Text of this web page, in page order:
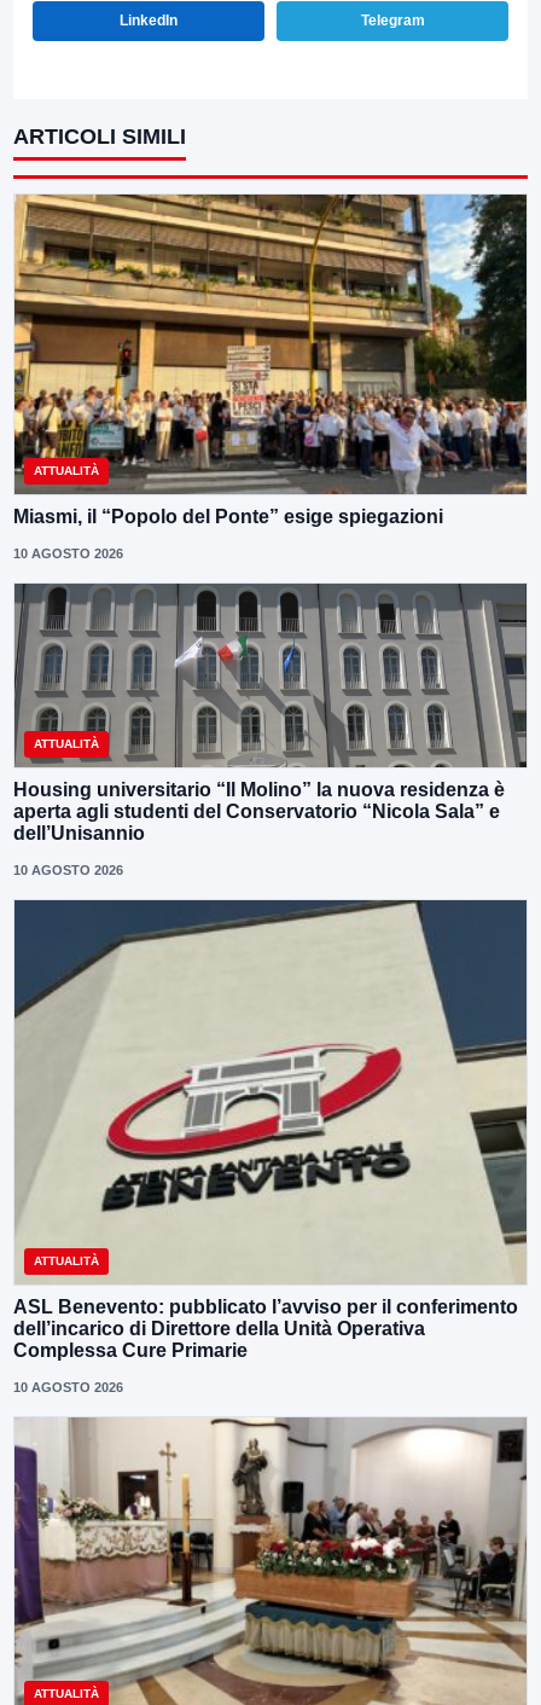
LinkedIn Telegram
ARTICOLI SIMILI
ATTUALITÀ
Miasmi, il “Popolo del Ponte” esige spiegazioni
10 AGOSTO 2026
ATTUALITÀ
Housing universitario “Il Molino” la nuova residenza è
aperta agli studenti del Conservatorio “Nicola Sala” e
dell’Unisannio
10 AGOSTO 2026
ATTUALITÀ
ASL Benevento: pubblicato l’avviso per il conferimento
dell’incarico di Direttore della Unità Operativa
Complessa Cure Primarie
10 AGOSTO 2026
ATTUALITÀ